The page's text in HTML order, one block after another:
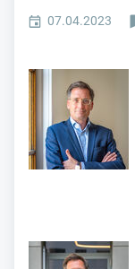
07.04.2023